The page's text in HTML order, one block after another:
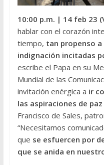
10:00 p.m. | 14 feb 23
hablar con el corazón
tiempo, tan propenso
indignación incitadas
escribe el Papa en su
Mundial de las
invitación enérgica a ir
las aspiraciones de paz
Francisco de Sales,
“Necesitamos
que se esfuercen por
que se anida en